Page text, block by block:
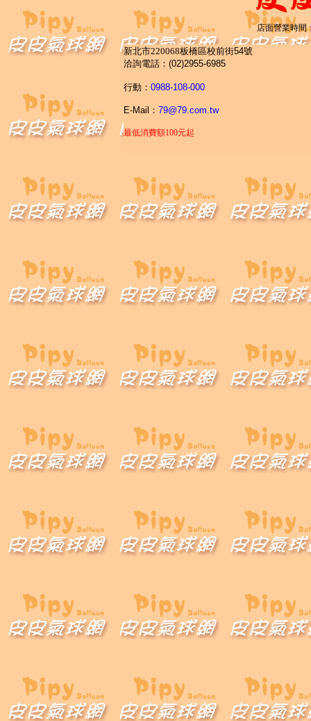
店面營業時間
新北市220068板橋區校前街54號
洽詢電話： (02)2955-6985
行動： 0988-108-000
E-Mail ： 79@79.com.tw
最低消費額100元起